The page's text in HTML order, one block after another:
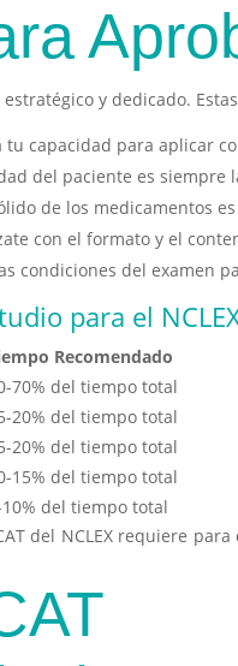
y dedicado.
tu capacidad para aplicar
del paciente es
de los medicamentos
con el formato y el
condiciones del examen
para el
Recomendado
70% del tiempo total
20% del tiempo total
20% del tiempo total
15% del tiempo total
10% del tiempo total
del NCLEX requiere